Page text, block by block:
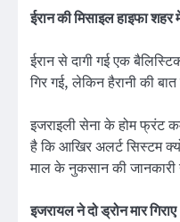
ईरान की मिसाइल हाइफा शहर
ईरान से दागी गई एक
गिर गई, लेकिन हैरानी की
इजराइली सेना के होम फ्रंट
है कि आखिर अलर्ट सिस्टम
माल के नुकसान की जानकारी
इजरायल ने दो ड्रोन मार गिराए